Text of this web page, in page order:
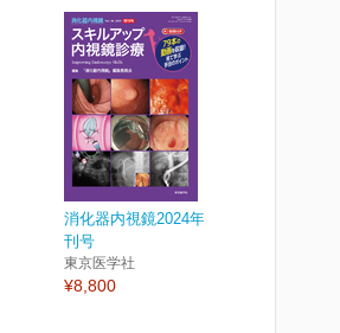
消化器内視鏡2024年36巻増
刊号
東京医学社
¥8,800